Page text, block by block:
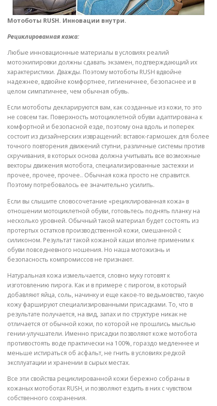
Мотоботы RUSH. Инновации внутри.
Рециклированная кожа:
Любые инновационные материалы в условиях реалий
мотоэкипировки должны сдавать экзамен, подтверждающий их
характеристики. Дважды. Поэтому мотоботы RUSH вдвойне
надежнее, вдвойне комфортнее, гигиеничнее, безопаснее и в
целом симпатичнее, чем обычная обувь.
Если мотоботы декларируются вам, как созданные из кожи, то это
не совсем так. Поверхность мотоциклетной обуви адаптирована к
комфортной и безопасной езде, поэтому она вдоль и поперек
состоит из дизайнерских извращений: вставок-гармошек для более
точного повторения движений ступни, различные системы против
скручивания, в которых основа должна учитывать все возможные
векторы движения мотобота, специализированные застежки и
прочее, прочее, прочее.. Обычная кожа просто не справится.
Поэтому потребовалось ее значительно усилить.
Если вы слышите словосочетание «рециклированная кожа» в
отношении мотоциклетной обуви, готовьтесь поднять планку на
несколько уровней. Обычный такой материал будет состоять из
протертых остатков производственной кожи, смешанной с
силиконом. Результат такой кожаной каши вполне применим к
обуви повседневного ношения. Но наша мотожизнь и
безопасность компромиссов не признают.
Натуральная кожа измельчается, словно муку готовят к
изготовлению пирога. Как и в примере с пирогом, в который
добавляют яйца, соль, начинку и еще какое-то ведьмовство, такую
кожу фаршируют специализированными присадками. То, что в
результате получается, на вид, запах и по структуре никак не
отличается от обычной кожи, по которой не прошлись мыслью
гении-улучшатели. Именно присадки позволяют коже мотобота
противостоять воде практически на 100%, гораздо медленнее и
меньше истираться об асфальт, не гнить в условиях редкой
эксплуатации и хранении в сырых местах.
Все эти свойства рециклированной кожи бережно собраны в
кожаных мотоботах RUSH, и позволяют ездить в них с чувством
собственного сохранения.